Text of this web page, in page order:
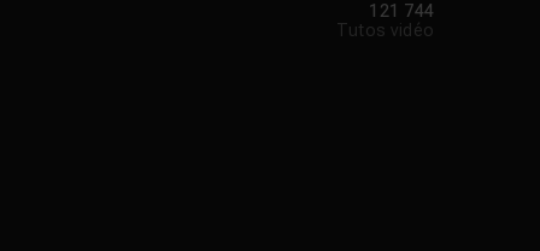
121 744
Tutos vidéo